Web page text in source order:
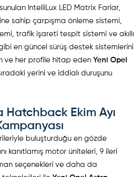
IntelliLux LED Matrix Farlar,
sahip çarpışma önleme sistemi,
trafik işareti tespit sistemi ve akıllı
en güncel sürüş destek sistemlerini
ve her profile hitap edenYeni Opel
yerini ve iddialı duruşunu
Hatchback Ekim Ayı
buluşturduğu en gözde
kanıtlamış motor üniteleri, 9 ileri
seçenekleri ve daha da